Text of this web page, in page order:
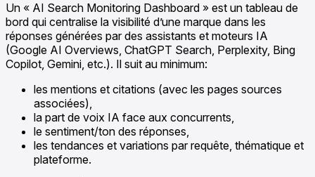
Un « AI Search Monitoring Dashboard » est un tableau de
bord qui centralise la visibilité d’une marque dans les
réponses générées par des assistants et moteurs IA
(Google AI Overviews, ChatGPT Search, Perplexity, Bing
Copilot, Gemini, etc.). Il suit au minimum:
les mentions et citations (avec les pages sources
associées),
la part de voix IA face aux concurrents,
le sentiment/ton des réponses,
les tendances et variations par requête, thématique et
plateforme.